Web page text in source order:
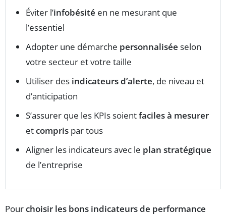
Éviter l’infobésité en ne mesurant que
l’essentiel
Adopter une démarche personnalisée selon
votre secteur et votre taille
Utiliser des indicateurs d’alerte, de niveau et
d’anticipation
S’assurer que les KPIs soientfaciles à mesurer
etcompris par tous
Aligner les indicateurs avec le plan stratégique
de l’entreprise
Pourchoisir les bons indicateurs de performance